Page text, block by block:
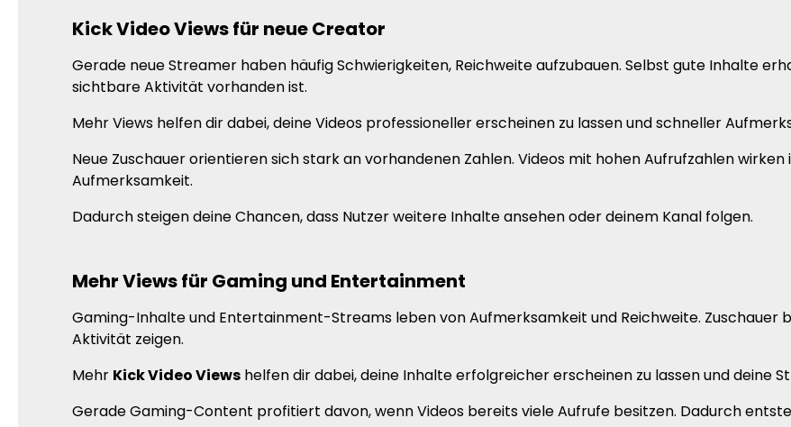
Kick Video Views für neue Creator
Gerade neue Streamer haben häufig Schwierigkeiten, Reichweite aufzubauen. Selbst gute Inhalte
sichtbare Aktivität vorhanden ist.
Mehr Views helfen dir dabei, deine Videos professioneller erscheinen zu lassen und schneller
Neue Zuschauer orientieren sich stark an vorhandenen Zahlen. Videos mit hohen Aufrufzahlen
Aufmerksamkeit.
Dadurch steigen deine Chancen, dass Nutzer weitere Inhalte ansehen oder deinem Kanal folgen.
Mehr Views für Gaming und Entertainment
Gaming-Inhalte und Entertainment-Streams leben von Aufmerksamkeit und Reichweite. Zuschauer
Aktivität zeigen.
Mehr Kick Video Views helfen dir dabei, deine Inhalte erfolgreicher erscheinen zu lassen und deine
Gerade Gaming-Content profitiert davon, wenn Videos bereits viele Aufrufe besitzen. Dadurch